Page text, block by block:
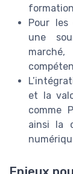
Pour les
une
et la
comme
ainsi la